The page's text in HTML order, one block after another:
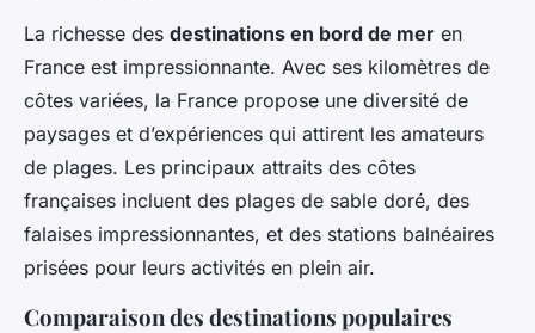
La richesse des destinations en bord de mer en
France est impressionnante. Avec ses kilomètres de
côtes variées, la France propose une diversité de
paysages et d’expériences qui attirent les amateurs
de plages. Les principaux attraits des côtes
françaises incluent des plages de sable doré, des
falaises impressionnantes, et des stations balnéaires
prisées pour leurs activités en plein air.
Comparaison des destinations populaires